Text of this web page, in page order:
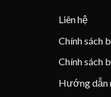
Liên hệ
Chính sách
Chính sách
Hướng dẫn